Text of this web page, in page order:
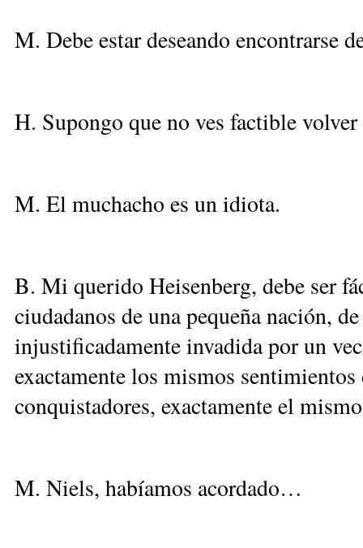
M. Debe estar deseando encontrarse
H. Supongo que no ves factible
M. El muchacho es un idiota.
B. Mi querido Heisenberg, debe ser
ciudadanos de una pequeña nación,
injustificadamente invadida por un
exactamente los mismos
conquistadores, exactamente el
M. Niels, habíamos acordado…